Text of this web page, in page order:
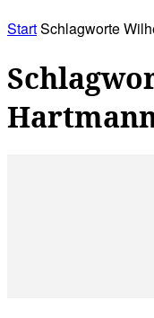
StartSchlagworte